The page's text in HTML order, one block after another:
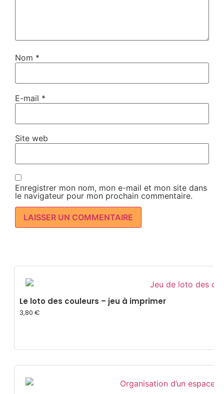
Nom *
E-mail *
Site web
Enregistrer mon nom, mon e-mail et mon site dans
le navigateur pour mon prochain commentaire.
Le loto des couleurs – jeu à imprimer
3,80 €